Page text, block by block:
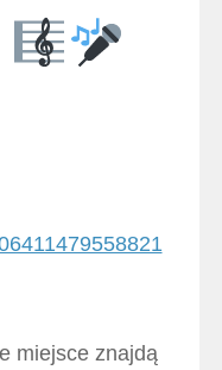
miejsce znajdą